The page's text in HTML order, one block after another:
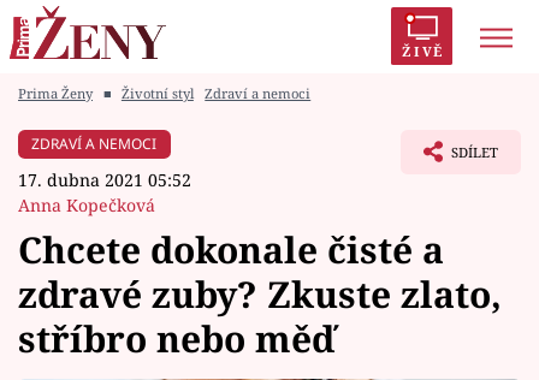
ŽIVĚ
Módní alarm
Zrádci
Témata
Celebrity
Prima Ženy ■ Životní styl Zdraví a nemoci
ZDRAVÍ A NEMOCI
17. dubna 2021 05:52
Anna Kopečková
SDÍLET
Chcete dokonale čisté a
zdravé zuby? Zkuste zlato,
stříbro nebo měď